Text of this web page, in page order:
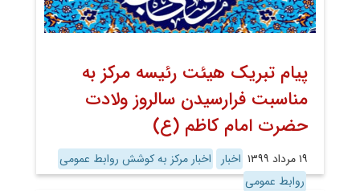
پیام تبریک هیئت رئیسه مرکز به
مناسبت فرارسیدن سالروز ولادت
حضرت امام کاظم (ع)
۱۹ مرداد ۱۳۹۹ اخبار
اخبار مرکز به کوشش روابط عمومی
روابط عمومی